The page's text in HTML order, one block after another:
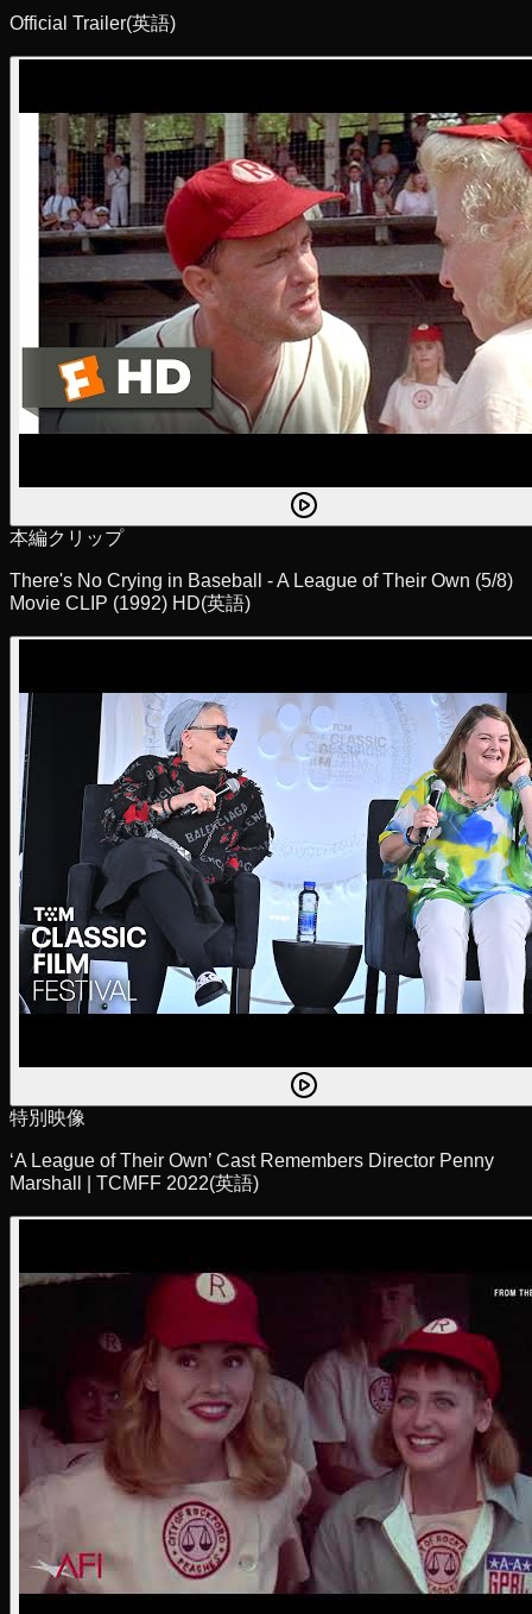
Official Trailer(英語)
本編クリップ
There's No Crying in Baseball - A League of Their Own (5/8)
Movie CLIP (1992) HD(英語)
特別映像
‘A League of Their Own’ Cast Remembers Director Penny
Marshall | TCMFF 2022(英語)